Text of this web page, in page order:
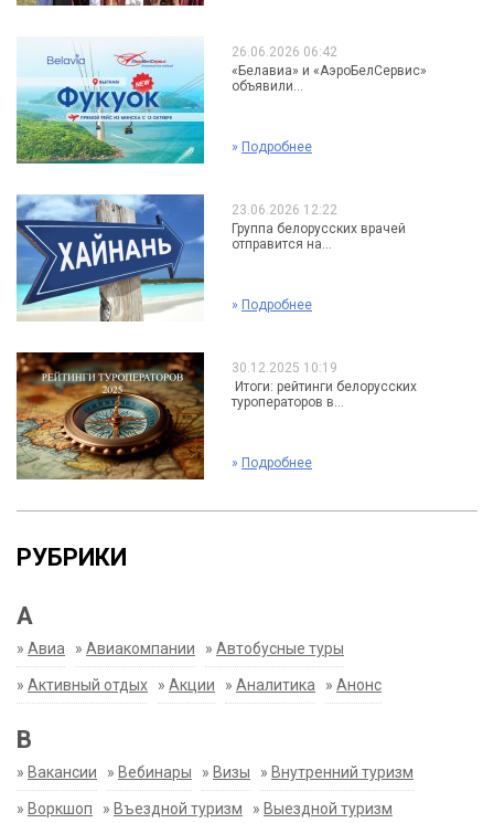
26.06.2026 06:42
«Белавиа» и «АэроБелСервис»
объявили...
» Подробнее
23.06.2026 12:22
Группа белорусских врачей
отправится на...
» Подробнее
30.12.2025 10:19
Итоги: рейтинги белорусских
туроператоров в...
» Подробнее
РУБРИКИ
А
» Авиа » Авиакомпании » Автобусные туры
» Активный отдых » Акции » Аналитика » Анонс
В
» Вакансии » Вебинары » Визы » Внутренний туризм
» Воркшоп » Въездной туризм » Выездной туризм